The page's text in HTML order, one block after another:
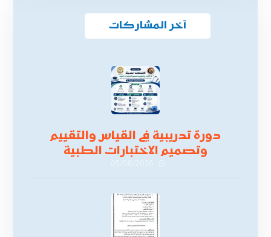
آخر المشاركات
دورة تدريبية في القياس والتقييم
وتصميم الاختبارات الطبية